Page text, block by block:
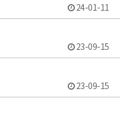
24-01-11
23-09-15
23-09-15